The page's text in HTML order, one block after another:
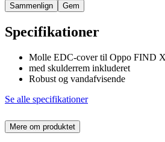
Sammenlign Gem
Specifikationer
Molle EDC-cover til Oppo FIND
med skulderrem inkluderet
Robust og vandafvisende
Se alle specifikationer
Mere om produktet